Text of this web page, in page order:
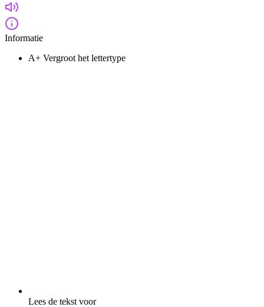
Informatie
A+ Vergroot het lettertype
Lees de tekst voor